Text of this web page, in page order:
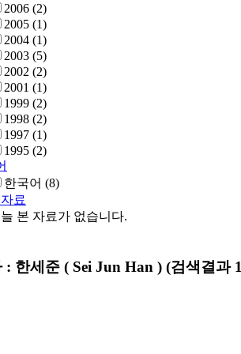
2006 (2)
2005 (1)
2004 (1)
2003 (5)
2002 (2)
2001 (1)
1999 (2)
1998 (2)
1997 (1)
1995 (2)
한국어 (8)
료
본 자료가 없습니다.
: 한세준 ( Sei Jun Han ) (검색결과